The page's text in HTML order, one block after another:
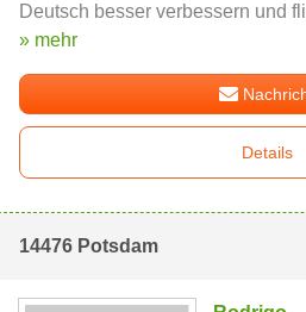
Deutsch besser verbessern und
» mehr
Details
14476 Potsdam